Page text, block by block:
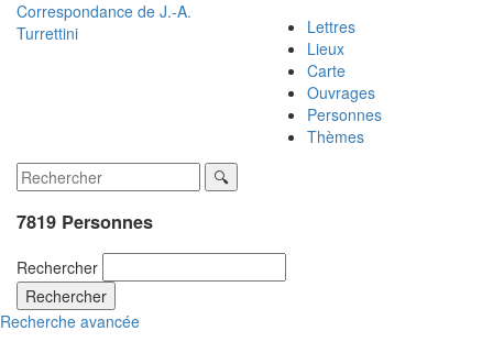
Correspondance de J.-A.
Turrettini
Lettres
Lieux
Carte
Ouvrages
Personnes
Thèmes
7819 Personnes
Rechercher
Rechercher
Recherche avancée